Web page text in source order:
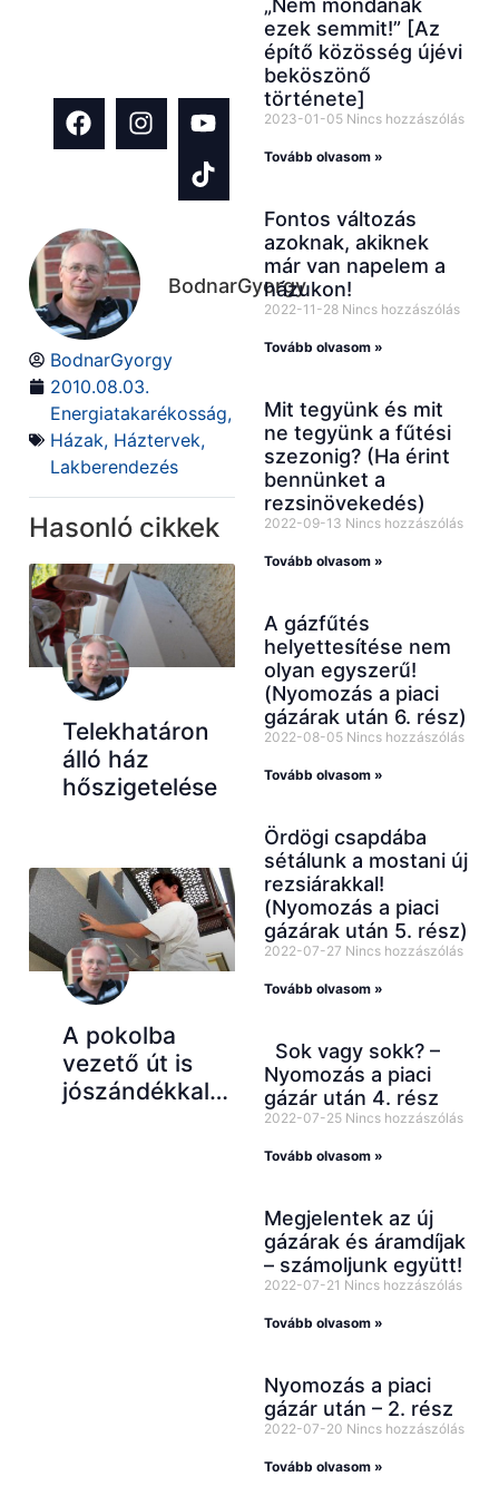
BodnarGyorgy
BodnarGyorgy
2010.08.03.
Energiatakarékosság,
Házak, Háztervek,
Lakberendezés
Hasonló cikkek
Telekhatáron
álló ház
hőszigetelése
A pokolba
vezető út is
jószándékkal…
ezek semmit!” [Az
építő közösség újévi
beköszönő
története]
2023-01-05 Nincs hozzászólás
Tovább olvasom »
Fontos változás
azoknak, akiknek
már van napelem a
házukon!
2022-11-28 Nincs hozzászólás
Tovább olvasom »
Mit tegyünk és mit
ne tegyünk a fűtési
szezonig? (Ha érint
bennünket a
rezsinövekedés)
2022-09-13 Nincs hozzászólás
Tovább olvasom »
A gázfűtés
helyettesítése nem
olyan egyszerű!
(Nyomozás a piaci
gázárak után 6. rész)
2022-08-05 Nincs hozzászólás
Tovább olvasom »
Ördögi csapdába
sétálunk a mostani új
rezsiárakkal!
(Nyomozás a piaci
gázárak után 5. rész)
2022-07-27 Nincs hozzászólás
Tovább olvasom »
Sok vagy sokk? –
Nyomozás a piaci
gázár után 4. rész
2022-07-25 Nincs hozzászólás
Tovább olvasom »
Megjelentek az új
gázárak és áramdíjak
– számoljunk együtt!
2022-07-21 Nincs hozzászólás
Tovább olvasom »
Nyomozás a piaci
gázár után – 2. rész
2022-07-20 Nincs hozzászólás
Tovább olvasom »